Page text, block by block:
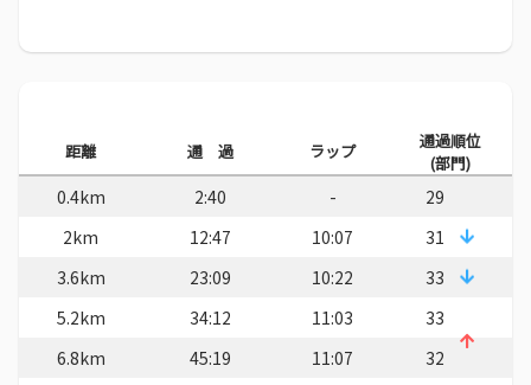
距離 通 過 ラップ
通過順位
(部門)
0.4km 2:40 -
29
2km
12:47 10:07
31
3.6km
23:09 10:22
33
5.2km
34:12 11:03
33
6.8km
45:19 11:07
32